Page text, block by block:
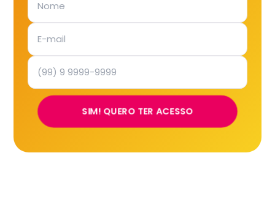
SIM! QUERO TER ACESSO